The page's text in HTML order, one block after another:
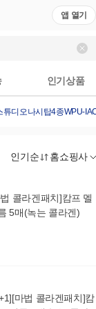
앱 열기
인기상품
튜디오나시탑4종WPU-
인기순 홈쇼핑사
콜라겐패치]캄프 멜
5매(녹는 콜라겐)
마법 콜라겐패치]캄